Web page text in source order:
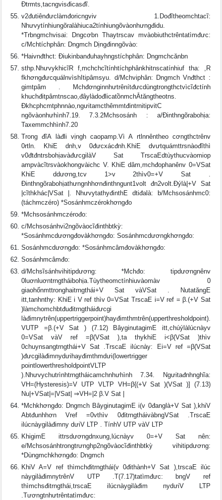
Ðtrmts,tacngvisđicasđĩ.
v2đutiênđưclàmđoricngviv 1.Dođĩtheomchtacĩ:
Nhưvytínhiungõralàhiuca2tínhiungõvàonhưngđidu.
*Trbngmchvisai: Dngcơbn Thaytrscav mvàobiuthctrêntatìmđưc:
c/Mchtíchphân: Dngmch Dịngđinngõvào:
*Haivnđthct: Ðiukinbanđuhayhngstíchphân: Dngmchcănbn
sthp.NhưvykhicĩR f,mchchcĩtínhtíchphânkhitnscatínhiuf tha: ,R
fkhơngđưcquálnvìshItipâmsyu. d/Mchviphân: Dngmch Vnđthct :
gimtpâm . Mchđơnginnhưtrênítđưcdùngtrongthctvìcĩđctính
khuchđitpâmtnscao,đâylàdođlicatồnmchĀtăngtheotns.
Ðkhcphcmtphnnào,ngưitamcthêmmtđintrnitipvitC
ngõvàonhưhình7.19. 7.3.2Mchsosánh : a/Ðinthngõrabohịa:
Taxemmchhình7.20
Trong đĩA làđli vịngh caopamp.Vì A rtlnnêntheo cơngthctrênv
0rtln. KhiE dnh,v 0đưcxácđnh.KhiE dvưtquámttrsnàođĩthì
v0đtđntrsbohịavàđưcgilàV Sat TrscaEdtùythucvàomiop
ampvàcĩtrsvàokhongvàichc V. KhiE dâm,mchđophanênv 0=VSat
KhiE ddương,tcv 1>v 2thìv0=+V Sat .
Ðinthngõrabohịathưngnhhơnđinthngunt1volt đn2volt.Ðýlà|+V Sat
|cĩthkhác|VSat |. NhưvytathyđinthE dtiđalà: b/Mchsosánhmc0:
(táchmczéro) *Sosánhmczérokhơngđo
*Mchsosánhmczérođo:
c/Mchsosánhvi2ngõvàocĩđinthbtkỳ:
*Sosánhmcdươngđovàkhơngđo: Sosánhmcdươngkhơngđo:
Sosánhmcdươngđo: *Sosánhmcâmđovàkhơngđo:
Sosánhmcâmđo:
d/Mchsĩsánhvihitipdương: *Mchđo: tipdươngnênv
0luơnluơntrngtháibohịa.Tùytheomctínhiuvàomàv 0
giaohốnmttronghaitrngthái+V Sat vàVSat . NutatăngE
itt,tanhnthy: KhiE i V ref thìv 0=VSat TrscaE i=V ref = β.(+V Sat
)làmchomchbtđuđitrngtháiđưcgi
làđimnytrên(uppertriggerpoint)hayđimthmtrên(upperthresholdpoint).
VUTP =β.(+V Sat ) (7.12) BâyginutagimE itt,chúýlàlúcnàyv
0=VSat vàV ref =β(VSat ),ta thykhiE i<β(VSat )thìv
0chuynsangtrngthái+V Sat .TrscaE ilúcnày: Ei=V ref =β(VSat
)đưcgilàđimnydưihayđimthmdưi(lowertrigger
pointlowerthresholdpointVLTP
).Nhưvychutrìnhtrngtháicamchnhưhình 7.34. Ngưitađnhnghĩa:
VH=(Hysteresis)=V UTP VLTP VH=β{(+V Sat )(VSat )] (7.13)
Nu|+VSat|=|VSat| ⇒VH=|2 β.V Sat |
*Mchkhơngđo: Dngmch BâyginutagimE i(v 0đanglà+V Sat ),khiV
Abtđunhhơn Vref =0vthìv 0đitrngtháivàbngVSat .TrscaE
ilúcnàygilàđimny dưiV LTP . TínhV UTP vàV LTP
KhigimE ittrsdươngdnxung,lúcnàyv 0=+V Sat nên:
e/Mchsosánhtrongtrưnghp2ngõvàocĩđinthbtkỳ vihitipdương:
*Dùngmchkhơngđo: Dngmch
KhiV A=V ref thìmchđitrngthái(v 0đithành+V Sat ),trscaE ilúc
nàygilàđimnytrênV UTP .T(7.17)tatìmđưc: bngV ref
thìmchsđitrngthái,trscaE ilúcnàygilàđim nydưiV LTP
.Tươngtnhưtrêntatìmđưc: